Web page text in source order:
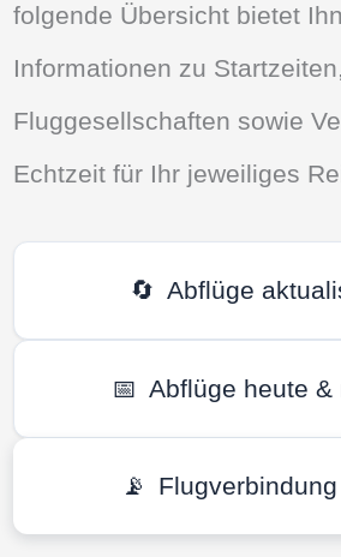
folgende Übersicht bietet
Informationen zu
Fluggesellschaften sowie
Echtzeit für Ihr jeweiliges
🔄 Abflüge
📅 Abflüge heute &
📡